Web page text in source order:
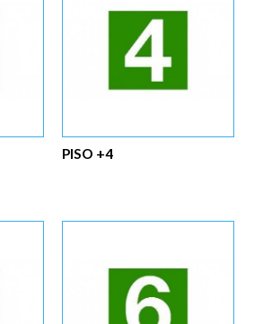
PISO +4